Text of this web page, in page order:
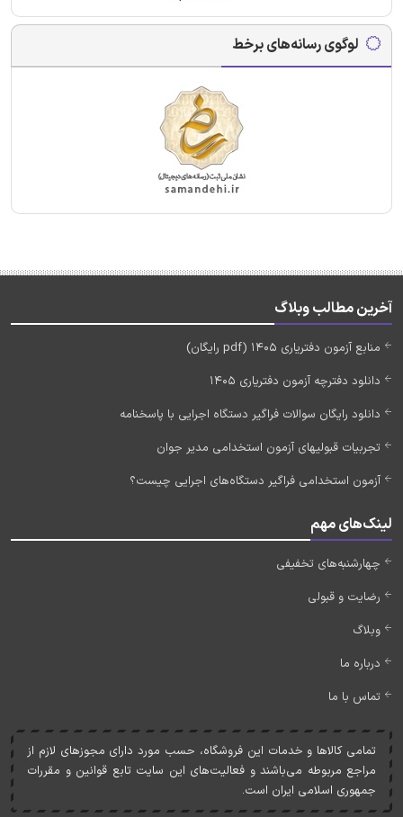
لوگوی رسانه‌های برخط
آخرین مطالب وبلاگ
منابع آزمون دفتریاری 1405 (pdf رایگان)
دانلود دفترچه آزمون دفتریاری 1405
دانلود رایگان سوالات فراگیر دستگاه اجرایی با پاسخنامه
تجربیات قبولیهای آزمون استخدامی مدیر جوان
آزمون استخدامی فراگیر دستگاه‌های اجرایی چیست؟
لینک‌های مهم
چهارشنبه‌های تخفیفی
رضایت و قبولی
وبلاگ
درباره ما
تماس با ما
تمامی کالاها و خدمات اين فروشگاه، حسب مورد دارای مجوزهای لازم از
مراجع مربوطه می‌باشند و فعاليت‌های اين سايت تابع قوانين و مقررات
جمهوری اسلامی ايران است.